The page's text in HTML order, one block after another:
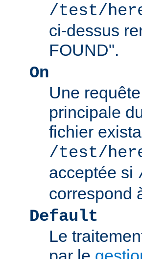
/test/
ci-dessus
FOUND".
On
Une
principale
fichier
/test/
acceptée si
correspond
Default
Le